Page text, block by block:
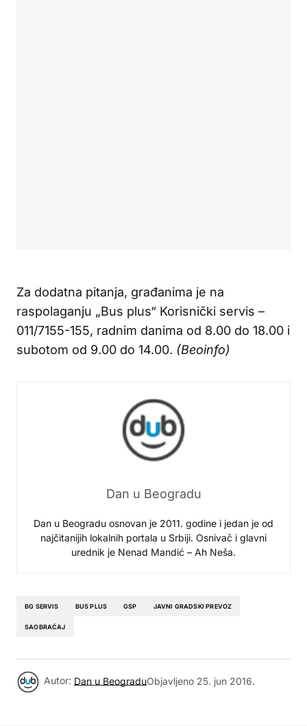
Za dodatna pitanja, građanima je na
raspolaganju „Bus plus“ Korisnički servis –
011/7155-155, radnim danima od 8.00 do 18.00 i
subotom od 9.00 do 14.00. (Beoinfo)
Dan u Beogradu
Dan u Beogradu osnovan je 2011. godine i jedan je od
najčitanijih lokalnih portala u Srbiji. Osnivač i glavni
urednik je Nenad Mandić – Ah Neša.
BG SERVIS BUS PLUS GSP JAVNI GRADSKI PREVOZ
SAOBRAĆAJ
Autor: Dan u BeograduObjavljeno 25. jun 2016.